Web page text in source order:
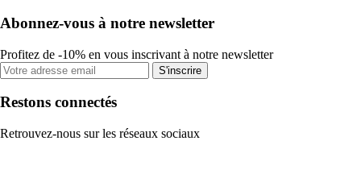
Abonnez-vous à notre newsletter
Profitez de -10% en vous inscrivant à notre newsletter
S'inscrire
Restons connectés
Retrouvez-nous sur les réseaux sociaux